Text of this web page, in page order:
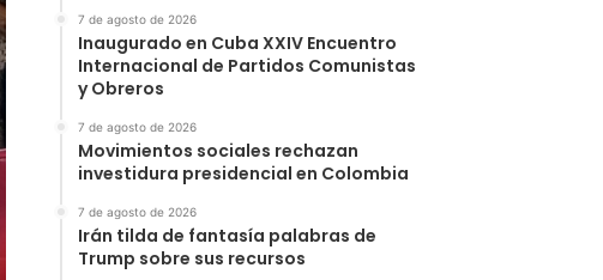
7 de agosto de 2026
Inaugurado en Cuba XXIV Encuentro
Internacional de Partidos Comunistas
y Obreros
7 de agosto de 2026
Movimientos sociales rechazan
investidura presidencial en Colombia
7 de agosto de 2026
Irán tilda de fantasía palabras de
Trump sobre sus recursos